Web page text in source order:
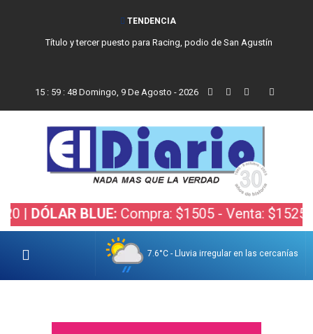
TENDENCIA
Título y tercer puesto para Racing, podio de San Agustín
15 : 59 : 49 Domingo, 9 De Agosto - 2026
BLUE:Compra: $1505 - Venta: $1525 |
7.6°C - Lluvia irregular en las cercanías